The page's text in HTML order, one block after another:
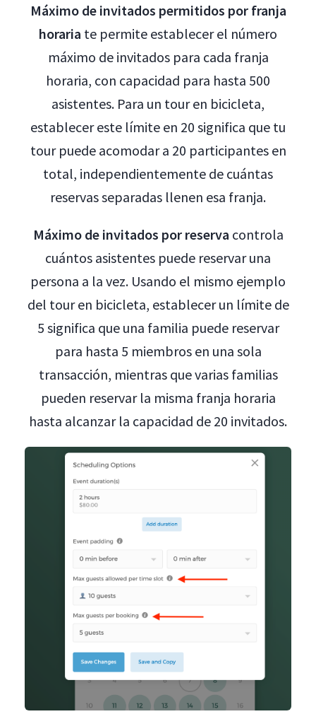
Máximo de invitados permitidos por franja
horaria te permite establecer el número
máximo de invitados para cada franja
horaria, con capacidad para hasta 500
asistentes. Para un tour en bicicleta,
establecer este límite en 20 significa que tu
tour puede acomodar a 20 participantes en
total, independientemente de cuántas
reservas separadas llenen esa franja.
Máximo de invitados por reserva controla
cuántos asistentes puede reservar una
persona a la vez. Usando el mismo ejemplo
del tour en bicicleta, establecer un límite de
5 significa que una familia puede reservar
para hasta 5 miembros en una sola
transacción, mientras que varias familias
pueden reservar la misma franja horaria
hasta alcanzar la capacidad de 20 invitados.